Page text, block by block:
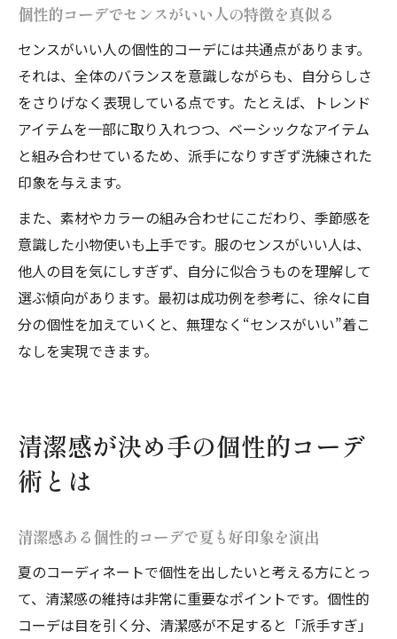
個性的コーデでセンスがいい人の特徴を真似る
センスがいい人の個性的コーデには共通点があります。
それは、全体のバランスを意識しながらも、自分らしさ
をさりげなく表現している点です。たとえば、トレンド
アイテムを一部に取り入れつつ、ベーシックなアイテム
と組み合わせているため、派手になりすぎず洗練された
印象を与えます。
また、素材やカラーの組み合わせにこだわり、季節感を
意識した小物使いも上手です。服のセンスがいい人は、
他人の目を気にしすぎず、自分に似合うものを理解して
選ぶ傾向があります。最初は成功例を参考に、徐々に自
分の個性を加えていくと、無理なく“センスがいい”着こ
なしを実現できます。
清潔感が決め手の個性的コーデ
術とは
清潔感ある個性的コーデで夏も好印象を演出
夏のコーディネートで個性を出したいと考える方にとっ
て、清潔感の維持は非常に重要なポイントです。個性的
コーデは目を引く分、清潔感が不足すると「派手すぎ」